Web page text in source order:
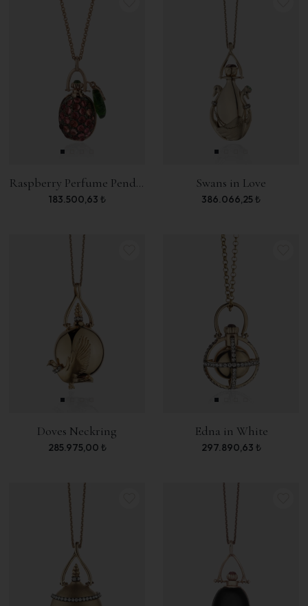
Raspberry Perfume Pendant
183.500,63 ₺
Swans in Love
386.066,25₺
Doves Neckring
285.975,00 ₺
Edna in White
297.890,63 ₺